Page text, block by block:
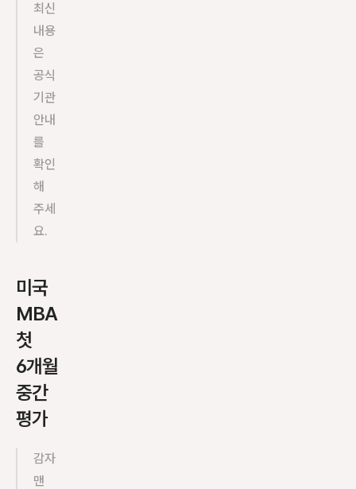
최신
내용
은
공식
기관
안내
를
확인
해
주세
요.
미국
MBA
첫
6개월
중간
평가
감자
맨